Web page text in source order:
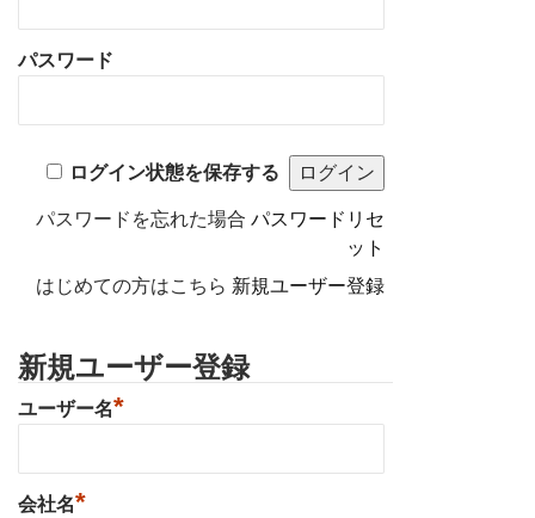
パスワード
ログイン状態を保存する
パスワードを忘れた場合パスワードリセ
ット
はじめての方はこちら 新規ユーザー登録
新規ユーザー登録
ユーザー名*
会社名*